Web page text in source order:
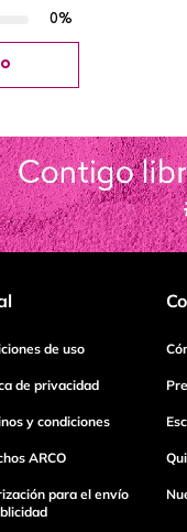
0%
de uso
de privacidad
y condiciones
ARCO
para el envío